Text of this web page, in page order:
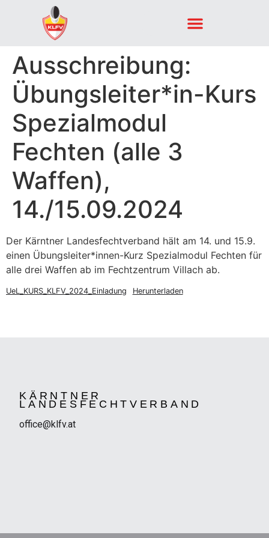
Ausschreibung:
Übungsleiter*in-Kurs
Spezialmodul
Fechten (alle 3
Waffen),
14./15.09.2024
Der Kärntner Landesfechtverband hält am 14. und 15.9.
einen Übungsleiter*innen-Kurz Spezialmodul Fechten für
alle drei Waffen ab im Fechtzentrum Villach ab.
UeL_KURS_KLFV_2024_Einladung Herunterladen
KÄRNTNER
LANDESFECHTVERBAND
office@klfv.at